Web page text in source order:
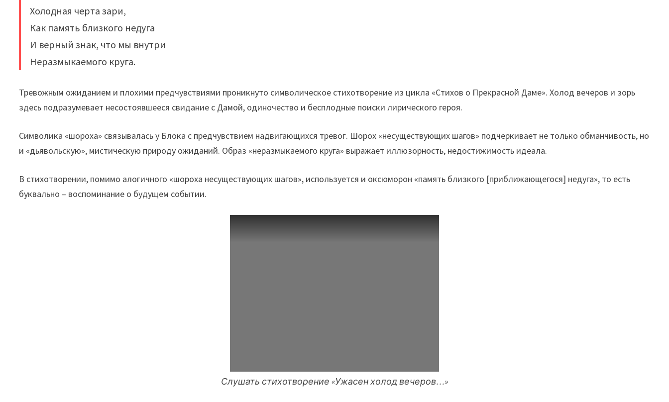
Холодная черта зари,
Как память близкого недуга
И верный знак, что мы внутри
Неразмыкаемого круга.
Тревожным ожиданием и плохими предчувствиями проникнуто символическое стихотворение из цикла «Стихов о Прекрасной Даме». Холод вечеров и зорь
здесь подразумевает несостоявшееся свидание с Дамой, одиночество и бесплодные поиски лирического героя.
Символика «шороха» связывалась у Блока с предчувствием надвигающихся тревог. Шорох «несуществующих шагов» подчеркивает не только обманчивость, но
и «дьявольскую», мистическую природу ожиданий. Образ «неразмыкаемого круга» выражает иллюзорность, недостижимость идеала.
В стихотворении, помимо алогичного «шороха несуществующих шагов», используется и оксюморон «память близкого [приближающегося] недуга», то есть
буквально – воспоминание о будущем событии.
Слушать стихотворение «Ужасен холод вечеров…»